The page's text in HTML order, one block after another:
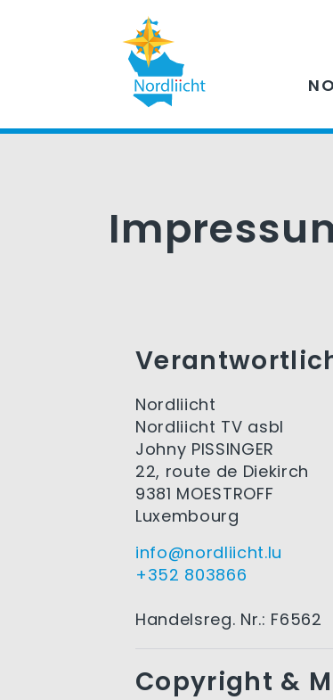
Nordliicht
Nordliicht TV asbl
Johny PISSINGER
22, route de Diekirch
9381 MOESTROFF
Luxembourg
info@nordliicht.lu
+352 803866
Handelsreg. Nr.: F6562
Copyright &